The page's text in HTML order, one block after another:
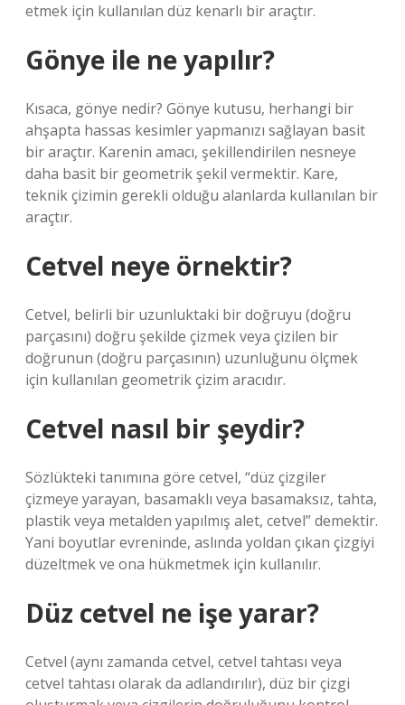
etmek için kullanılan düz kenarlı bir araçtır.
Gönye ile ne yapılır?
Kısaca, gönye nedir? Gönye kutusu, herhangi bir
ahşapta hassas kesimler yapmanızı sağlayan basit
bir araçtır. Karenin amacı, şekillendirilen nesneye
daha basit bir geometrik şekil vermektir. Kare,
teknik çizimin gerekli olduğu alanlarda kullanılan bir
araçtır.
Cetvel neye örnektir?
Cetvel, belirli bir uzunluktaki bir doğruyu (doğru
parçasını) doğru şekilde çizmek veya çizilen bir
doğrunun (doğru parçasının) uzunluğunu ölçmek
için kullanılan geometrik çizim aracıdır.
Cetvel nasıl bir şeydir?
Sözlükteki tanımına göre cetvel, “düz çizgiler
çizmeye yarayan, basamaklı veya basamaksız, tahta,
plastik veya metalden yapılmış alet, cetvel” demektir.
Yani boyutlar evreninde, aslında yoldan çıkan çizgiyi
düzeltmek ve ona hükmetmek için kullanılır.
Düz cetvel ne işe yarar?
Cetvel (aynı zamanda cetvel, cetvel tahtası veya
cetvel tahtası olarak da adlandırılır), düz bir çizgi